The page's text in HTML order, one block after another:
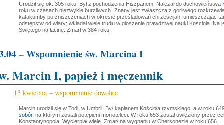
Urodził się ok. 305 roku. Był z pochodzenia Hiszpanem. Należał do duchowieństwa
roku w czasach niezwykle burzliwych. Znany jest zwłaszcza z gorliwego
katakumby po zniszczeniach w okresie prześladowań chrześcijan, umieszczając
odstępstw od wiary; wkładał wiele trudu w głoszenie prawdziwej nauki Kościoła. Na
Świętego na łacinę. Zmarł w 384 roku.
– Wspomnienie św. Marcina I
Marcin I, papież i męczennik
13 kwietnia – wspomnienie dowolne
Marcin urodził się w Todi, w Umbrii. Był kapłanem Kościoła rzymskiego, a w roku
sobór, na którym zostali potępieni monoteleci. W roku 653 został uwięziony przez
Konstantynopola. Wycierpiał wiele. Zmarł na wygnaniu w Chersonezie w roku 656.